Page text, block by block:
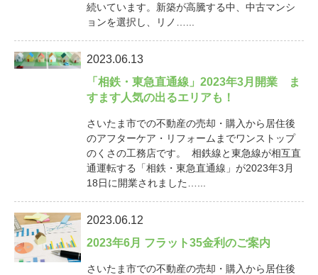
続いています。新築が高騰する中、中古マンシ
ョンを選択し、リノ…...
2023.06.13
「相鉄・東急直通線」2023年3月開業 ま
すます人気の出るエリアも！
さいたま市での不動産の売却・購入から居住後
のアフターケア・リフォームまでワンストップ
のくさの工務店です。 相鉄線と東急線が相互直
通運転する「相鉄・東急直通線」が2023年3月
18日に開業されました…...
2023.06.12
2023年6月 フラット35金利のご案内
さいたま市での不動産の売却・購入から居住後